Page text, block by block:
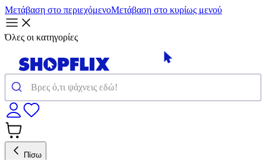
Μετάβαση στο περιεχόμενοΜετάβαση στο κυρίως μενού
Όλες οι κατηγορίες
Πίσω